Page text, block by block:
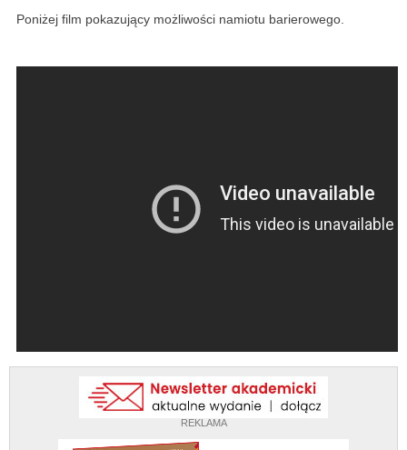
REKLAMA
Poniżej film pokazujący możliwości namiotu barierowego.